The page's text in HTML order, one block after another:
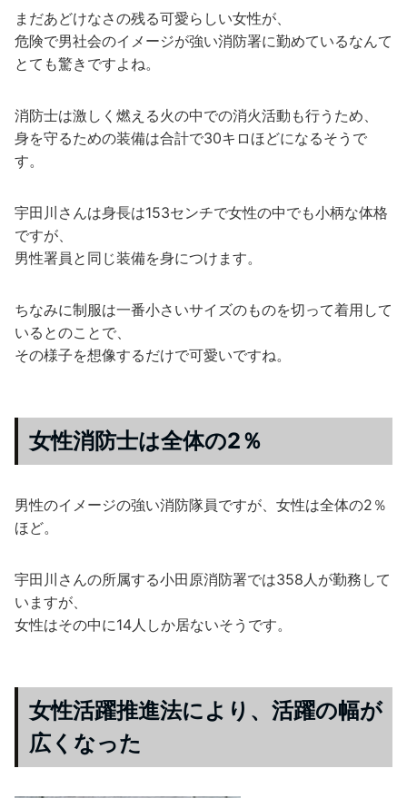
まだあどけなさの残る可愛らしい女性が、
危険で男社会のイメージが強い消防署に勤めているなんて
とても驚きですよね。
消防士は激しく燃える火の中での消火活動も行うため、
身を守るための装備は合計で30キロほどになるそうで
す。
宇田川さんは身長は153センチで女性の中でも小柄な体格
ですが、
男性署員と同じ装備を身につけます。
ちなみに制服は一番小さいサイズのものを切って着用して
いるとのことで、
その様子を想像するだけで可愛いですね。
女性消防士は全体の2％
男性のイメージの強い消防隊員ですが、女性は全体の2％
ほど。
宇田川さんの所属する小田原消防署では358人が勤務して
いますが、
女性はその中に14人しか居ないそうです。
女性活躍推進法により、活躍の幅が
広くなった